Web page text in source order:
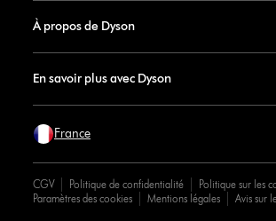
À propos de Dyson
En savoir plus avec Dyson
France
CGV Politique de confidentialité
Politique sur les
Paramètres des cookies
Mentions légales Avis sur